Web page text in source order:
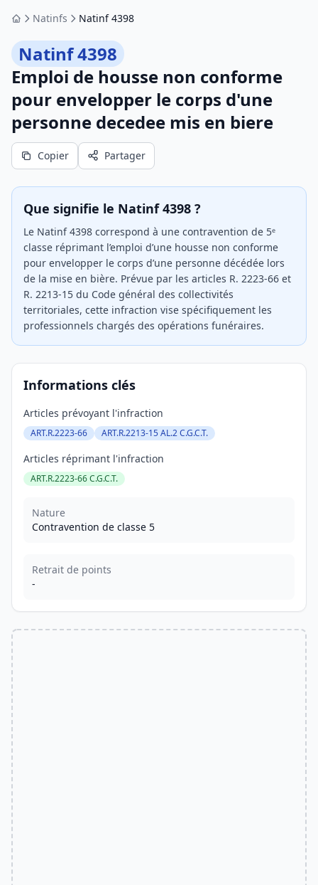
AccueilNatinfs Natinf 4398
Natinf 4398
Emploi de housse non conforme
pour envelopper le corps d'une
personne decedee mis en biere
Copier Partager
Que signifie le Natinf 4398 ?
Le Natinf 4398 correspond à une contravention de 5ᵉ
classe réprimant l’emploi d’une housse non conforme
pour envelopper le corps d’une personne décédée lors
de la mise en bière. Prévue par les articles R. 2223-66 et
R. 2213-15 du Code général des collectivités
territoriales, cette infraction vise spécifiquement les
professionnels chargés des opérations funéraires.
Informations clés
Articles prévoyant l'infraction
ART.R.2223-66 ART.R.2213-15 AL.2 C.G.C.T.
Articles réprimant l'infraction
ART.R.2223-66 C.G.C.T.
Nature
Contravention de classe 5
Retrait de points
-